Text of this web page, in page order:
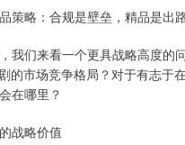
策略：合规是壁垒，精品是出
我们来看一个更具战略高度的
的市场竞争格局？对于有志于
在哪里？
战略价值